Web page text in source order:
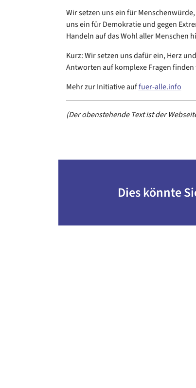
Wir setzen uns ein für
uns ein für Demokratie und gegen
Handeln auf das Wohl aller Menschen
Kurz: Wir setzen uns dafür ein, Herz
Antworten auf komplexe Fragen
Mehr zur Initiative auffuer-alle.info
(Der obenstehende Text ist der
Dies könnte